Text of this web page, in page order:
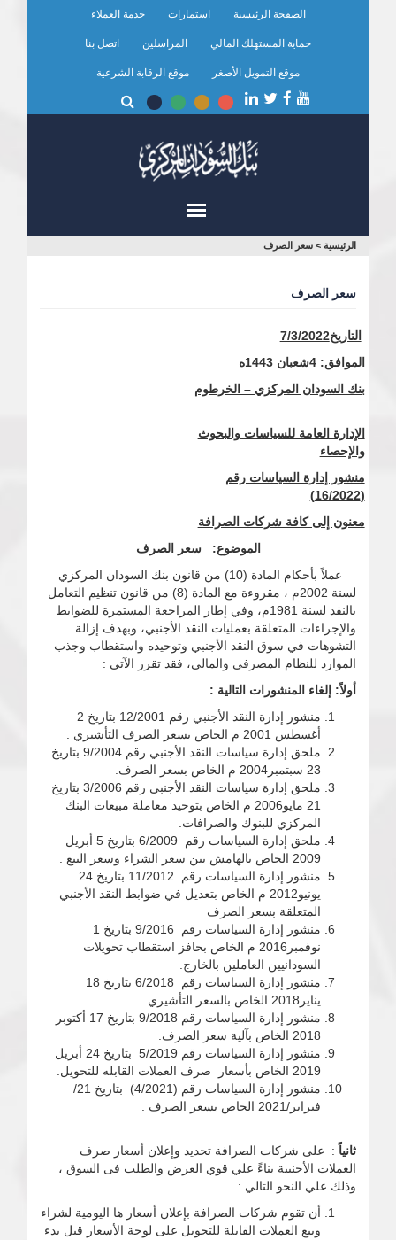
الصفحة الرئيسية استمارات خدمة العملاء
حماية المستهلك المالي المراسلين اتصل بنا
موقع التمويل الأصغر موقع الرقابة الشرعية
أنت
الرئيسية > سعر الصرف
سعر الصرف
التاريخ7/3/2022
الموافق: 4شعبان 1443ه
بنك السودان المركزي – الخرطوم
الإدارة العامة للسياسات والبحوث
والإحصاء
منشور إدارة السياسات رقم
(16/2022)
معنون إلى كافة شركات الصرافة
الموضوع:
سعر الصرف
عملاً بأحكام المادة (10) من قانون بنك السودان المركزي
لسنة 2002م ، مقروءة مع المادة (8) من قانون تنظيم التعامل
بالنقد لسنة 1981م، وفي إطار المراجعة المستمرة للضوابط
والإجراءات المتعلقة بعمليات النقد الأجنبي، وبهدف إزالة
التشوهات في سوق النقد الأجنبي وتوحيده واستقطاب وجذب
الموارد للنظام المصرفي والمالي، فقد تقرر الآتي :
أولاً: إلغاء المنشورات التالية :
منشور إدارة النقد الأجنبي رقم 12/2001 بتاريخ 2
أغسطس 2001 م الخاص بسعر الصرف التأشيري .
ملحق إدارة سياسات النقد الأجنبي رقم 9/2004 بتاريخ
23 سبتمبر2004 م الخاص بسعر الصرف.
ملحق إدارة سياسات النقد الأجنبي رقم 3/2006 بتاريخ
21 مايو2006 م الخاص بتوحيد معاملة مبيعات البنك
المركزي للبنوك والصرافات.
ملحق إدارة السياسات رقم 6/2009 بتاريخ 5 أبريل
2009 الخاص بالهامش بين سعر الشراء وسعر البيع .
منشور إدارة السياسات رقم 11/2012 بتاريخ 24
يونيو2012 م الخاص بتعديل في ضوابط النقد الأجنبي
المتعلقة بسعر الصرف
منشور إدارة السياسات رقم 9/2016 بتاريخ 1
نوفمبر2016 م الخاص بحافز استقطاب تحويلات
السودانيين العاملين بالخارج.
منشور إدارة السياسات رقم 6/2018 بتاريخ 18
يناير2018 الخاص بالسعر التأشيري.
منشور إدارة السياسات رقم 9/2018 بتاريخ 17 أكتوبر
2018 الخاص بآلية سعر الصرف.
منشور إدارة السياسات رقم 5/2019 بتاريخ 24 أبريل
2019 الخاص بأسعار صرف العملات القابله للتحويل.
منشور إدارة السياسات رقم (4/2021) بتاريخ 21/
فبراير/2021 الخاص بسعر الصرف .
ثانياً : على شركات الصرافة تحديد وإعلان أسعار صرف
العملات الأجنبية بناءً علي قوي العرض والطلب فى السوق ،
وذلك علي النحو التالي :
أن تقوم شركات الصرافة بإعلان أسعار ها اليومية لشراء
وبيع العملات القابلة للتحويل على لوحة الأسعار قبل بدء